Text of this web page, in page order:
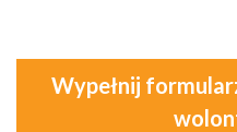
Wypełnij